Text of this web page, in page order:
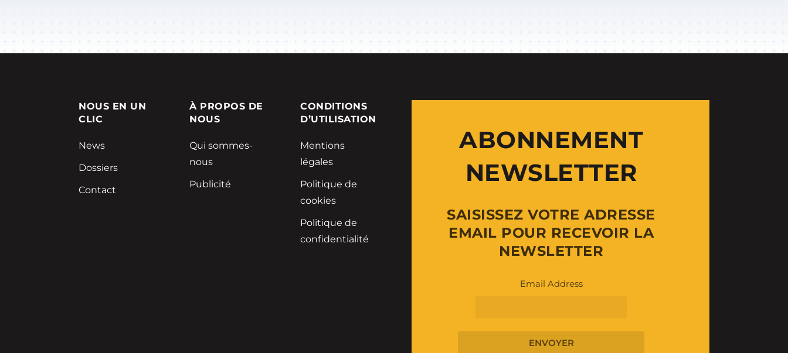
NOUS EN UN
CLIC
News
Dossiers
Contact
À PROPOS DE
NOUS
Qui sommes-
nous
Publicité
CONDITIONS
D’UTILISATION
Mentions
légales
Politique de
cookies
Politique de
confidentialité
ABONNEMENT
NEWSLETTER
SAISISSEZ VOTRE ADRESSE
EMAIL POUR RECEVOIR LA
NEWSLETTER
Email Address